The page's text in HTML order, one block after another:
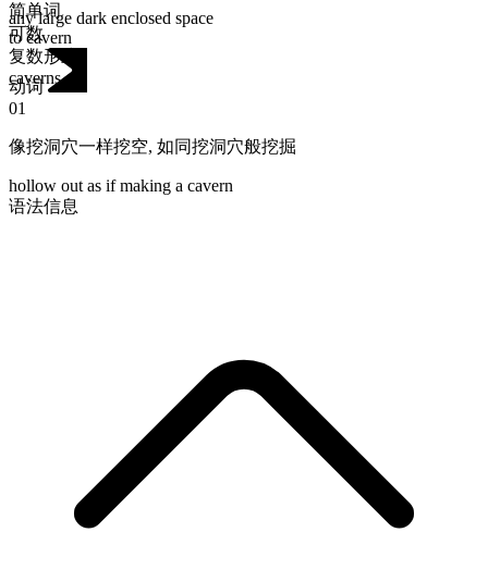
简单词
可数
复数形式
caverns
any large dark enclosed space
to cavern
动词
01
像挖洞穴一样挖空, 如同挖洞穴般挖掘
hollow out as if making a cavern
语法信息